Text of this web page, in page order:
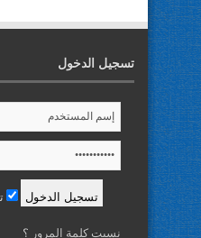
تسجيل الدخول
نسيت كلمة المرور ؟